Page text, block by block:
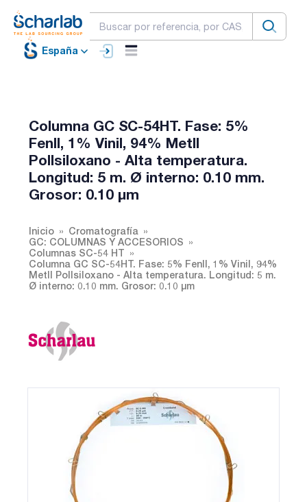
España
Columna GC SC-54HT. Fase: 5%
FenIl, 1% Vinil, 94% MetIl
PolIsiloxano - Alta temperatura.
Longitud: 5 m. Ø interno: 0.10 mm.
Grosor: 0.10 µm
Inicio
Cromatografía
GC: COLUMNAS Y ACCESORIOS
Columnas SC-54 HT
Columna GC SC-54HT. Fase: 5% FenIl, 1% Vinil, 94%
MetIl PolIsiloxano - Alta temperatura. Longitud: 5 m.
Ø interno: 0.10 mm. Grosor: 0.10 µm